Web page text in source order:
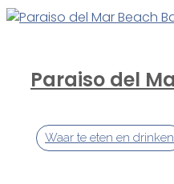
Paraiso del
Waar te eten en drinken